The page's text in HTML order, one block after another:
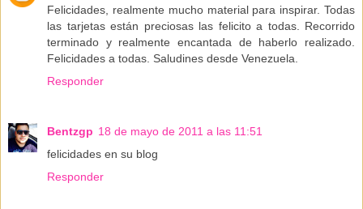
Felicidades, realmente mucho material para inspirar. Todas
las tarjetas están preciosas las felicito a todas. Recorrido
terminado y realmente encantada de haberlo realizado.
Felicidades a todas. Saludines desde Venezuela.
Responder
Bentzgp 18 de mayo de 2011 a las 11:51
felicidades en su blog
Responder